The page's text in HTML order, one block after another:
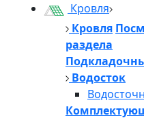
Кровля
Кровля
раздела
Водосток